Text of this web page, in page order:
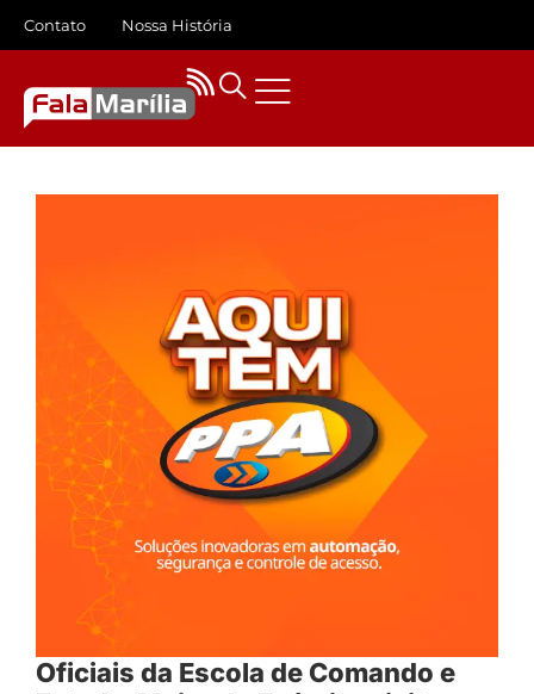
Contato Nossa História
Oficiais da Escola de Comando e